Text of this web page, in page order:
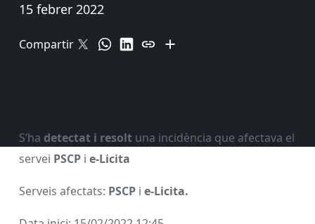
15 febrer 2022
Compartir
S’ha detectat i resolt una incidència que afectava el
servei PSCP i e-Licita
Serveis afectats: PSCP i e-Licita.